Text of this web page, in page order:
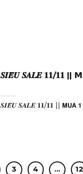
𝑺𝑰𝑬̂𝑼 𝑺𝑨𝑳𝑬 𝟏𝟏/𝟏𝟏 ||
𝑺𝑰𝑬̂𝑼 𝑺𝑨𝑳𝑬 𝟏𝟏/𝟏𝟏 || 𝗠𝗨𝗔
3 4 … 12